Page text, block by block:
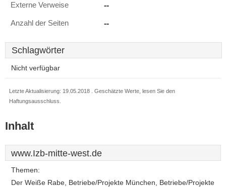
Externe Verweise --
Anzahl der Seiten --
Schlagwörter
Nicht verfügbar
Letzte Aktualisierung: 19.05.2018 . Geschätzte Werte, lesen Sie den
Haftungsausschluss.
Inhalt
www.Izb-mitte-west.de
Themen:
Der Weiße Rabe, Betriebe/Projekte München, Betriebe/Projekte